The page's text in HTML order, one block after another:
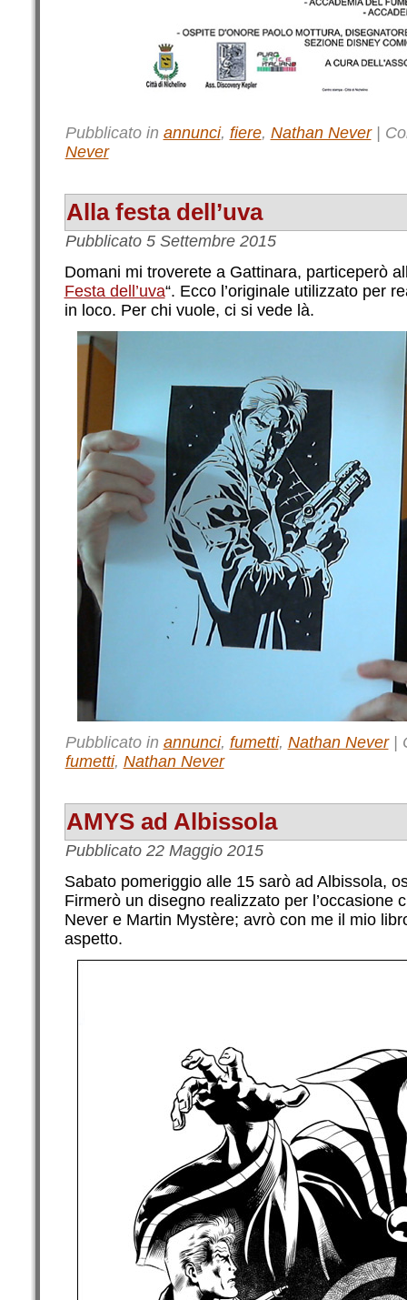
Pubblicato in annunci, fiere, Nathan Never|
Never
Alla festa dell’uva
Pubblicato 5 Settembre 2015
Domani mi troverete a Gattinara, particeperò
Festa dell’uva“. Ecco l’originale utilizzato per
in loco. Per chi vuole, ci si vede là.
Pubblicato in annunci, fumetti, Nathan Never|
fumetti, Nathan Never
AMYS ad Albissola
Pubblicato 22 Maggio 2015
Sabato pomeriggio alle 15 sarò ad Albissola,
Firmerò un disegno realizzato per l’occasione
Never e Martin Mystère; avrò con me il mio
aspetto.